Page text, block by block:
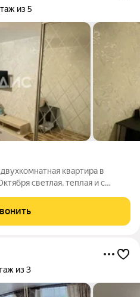
из 5
квартира в
теплая и с
балкон для утреннего
из 3